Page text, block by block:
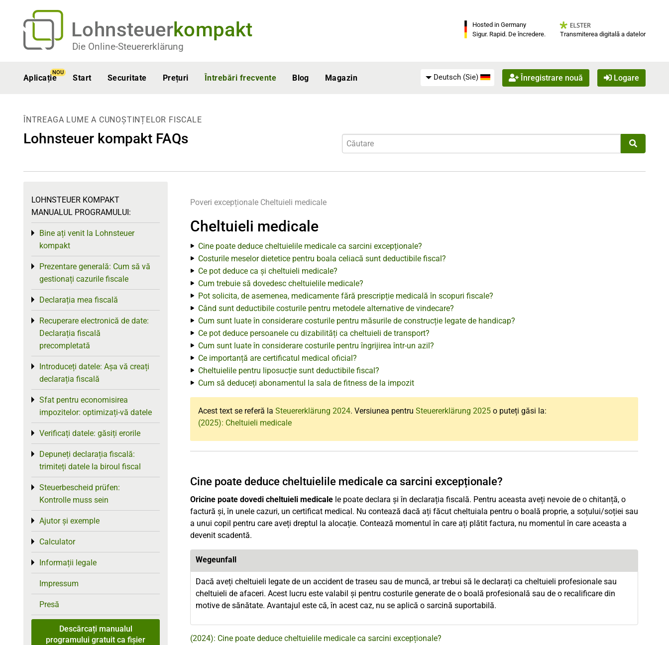
Lohnsteuerkompakt
Die Online-Steuererklärung
Hosted in Germany
Sigur. Rapid. De încredere.
Transmiterea digitală a datelor
Aplicație
NOU
Start Securitate Prețuri Întrebări frecvente Blog Magazin Deutsch (Sie) Înregistrare nouă Logare
ÎNTREAGA LUME A CUNOȘTINȚELOR FISCALE
Lohnsteuer kompakt FAQs
Poveri excepționale Cheltuieli medicale
Cheltuieli medicale
Cine poate deduce cheltuielile medicale ca sarcini excepționale?
Costurile meselor dietetice pentru boala celiacă sunt deductibile fiscal?
Ce pot deduce ca și cheltuieli medicale?
Cum trebuie să dovedesc cheltuielile medicale?
Pot solicita, de asemenea, medicamente fără prescripție medicală în scopuri fiscale?
Când sunt deductibile costurile pentru metodele alternative de vindecare?
Cum sunt luate în considerare costurile pentru măsurile de construcție legate de handicap?
Ce pot deduce persoanele cu dizabilități ca cheltuieli de transport?
Cum sunt luate în considerare costurile pentru îngrijirea într-un azil?
Ce importanță are certificatul medical oficial?
Cheltuielile pentru liposucție sunt deductibile fiscal?
Cum să deduceți abonamentul la sala de fitness de la impozit
Acest text se referă la Steuererklärung 2024. Versiunea pentru Steuererklärung 2025 o puteți găsi la:
(2025): Cheltuieli medicale
Cine poate deduce cheltuielile medicale ca sarcini excepționale?
Oricine poate dovedi cheltuieli medicale le poate declara și în declarația fiscală. Pentru aceasta aveți nevoie de o chitanță, o
factură și, în unele cazuri, un certificat medical. Nu contează dacă ați făcut cheltuiala pentru o boală proprie, a soțului/soției sau
a unui copil pentru care aveți dreptul la alocație. Contează momentul în care ați plătit factura, nu momentul în care aceasta a
devenit scadentă.
Wegeunfall
Dacă aveți cheltuieli legate de un accident de traseu sau de muncă, ar trebui să le declarați ca cheltuieli profesionale sau
cheltuieli de afaceri. Acest lucru este valabil și pentru costurile generate de o boală profesională sau de o recalificare din
motive de sănătate. Avantajul este că, în acest caz, nu se aplică o sarcină suportabilă.
(2024): Cine poate deduce cheltuielile medicale ca sarcini excepționale?
LOHNSTEUER KOMPAKT
MANUALUL PROGRAMULUI:
Bine ați venit la Lohnsteuer
kompakt
Toggle menu
Prezentare generală: Cum să vă
gestionați cazurile fiscale
Toggle menu
Declarația mea fiscală
Toggle menu
Recuperare electronică de date:
Declarația fiscală
precompletată
Toggle menu
Introduceți datele: Așa vă creați
declarația fiscală
Toggle menu
Sfat pentru economisirea
impozitelor: optimizați-vă datele
Toggle menu
Verificați datele: găsiți erorile
Toggle menu
Depuneți declarația fiscală:
trimiteți datele la biroul fiscal
Toggle menu
Steuerbescheid prüfen:
Kontrolle muss sein
Toggle menu
Ajutor și exemple
Toggle menu
Calculator
Toggle menu
Informații legale
Toggle menu
Impressum
Presă
Descărcați manualul
programului gratuit ca fișier